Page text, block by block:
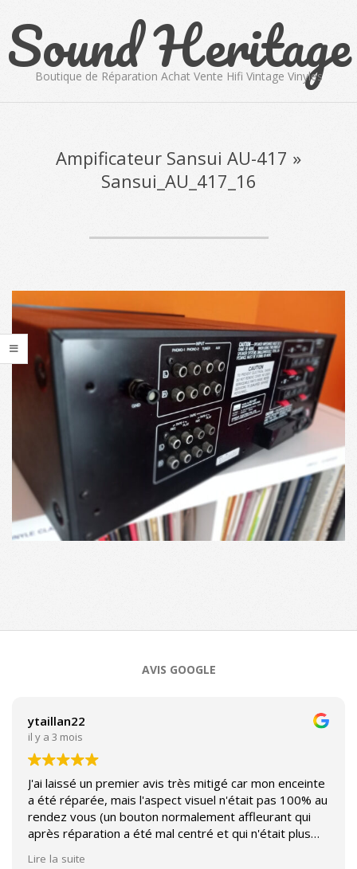
content
Sound Heritage
Boutique de Réparation Achat Vente Hifi Vintage Vinyles
Ampificateur Sansui AU-417 »
Sansui_AU_417_16
AVIS GOOGLE
ytaillan22
il y a 3 mois
J'ai laissé un premier avis très mitigé car mon enceinte
a été réparée, mais l'aspect visuel n'était pas 100% au
rendez vous (un bouton normalement affleurant qui
après réparation a été mal centré et qui n'était plus
Lire la suite